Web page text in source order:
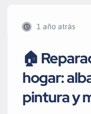
1 año atrás
🏠
hogar:
pintura y